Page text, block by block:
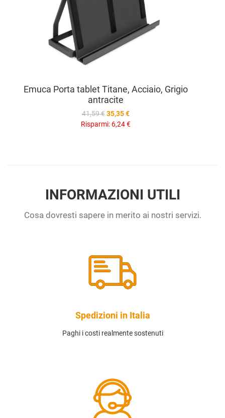
Emuca Porta tablet Titane, Acciaio, Grigio
antracite
41,59 € 35,35 €
Risparmi: 6,24 €
INFORMAZIONI UTILI
Cosa dovresti sapere in merito ai nostri servizi.
Spedizioni in Italia
Paghi i costi realmente sostenuti